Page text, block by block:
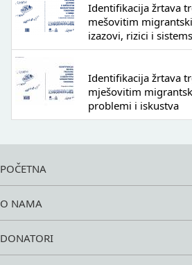
Identifikacija žrtava
mešovitim
izazovi, rizici i
Identifikacija žrtava
mješovitim
problemi i iskustva
POČETNA
O NAMA
DONATORI